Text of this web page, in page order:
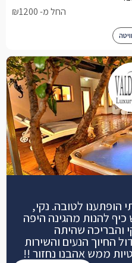
החל מ- ₪1200
הופתענו לטובה. נקי,
להנות מהגינה היפה
והבריכה שהיתה
החיוך הנעים והשירות
ממש אהבנו נחזור !!